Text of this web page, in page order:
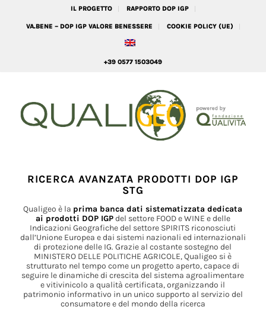
IL PROGETTO RAPPORTO DOP IGP
VA.BENE – DOP IGP VALORE BENESSERE COOKIE POLICY (UE)
+39 0577 1503049
RICERCA AVANZATA PRODOTTI DOP IGP
STG
Qualigeo è la prima banca dati sistematizzata dedicata
ai prodotti DOP IGPdel settore FOOD e WINE e delle
Indicazioni Geografiche del settore SPIRITS riconosciuti
dall’Unione Europea e dai sistemi nazionali ed internazionali
di protezione delle IG. Grazie al costante sostegno del
MINISTERO DELLE POLITICHE AGRICOLE, Qualigeo si è
strutturato nel tempo come un progetto aperto, capace di
seguire le dinamiche di crescita del sistema agroalimentare
e vitivinicolo a qualità certificata, organizzando il
patrimonio informativo in un unico supporto al servizio del
consumatore e del mondo della ricerca